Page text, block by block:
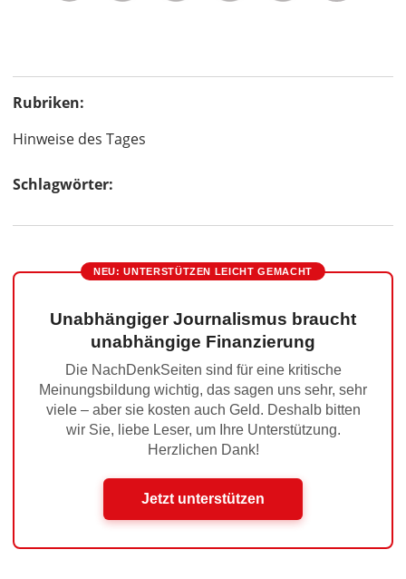
Rubriken:
Hinweise des Tages
Schlagwörter:
NEU: UNTERSTÜTZEN LEICHT GEMACHT
Unabhängiger Journalismus braucht
unabhängige Finanzierung
Die NachDenkSeiten sind für eine kritische
Meinungsbildung wichtig, das sagen uns sehr, sehr
viele – aber sie kosten auch Geld. Deshalb bitten
wir Sie, liebe Leser, um Ihre Unterstützung.
Herzlichen Dank!
Jetzt unterstützen